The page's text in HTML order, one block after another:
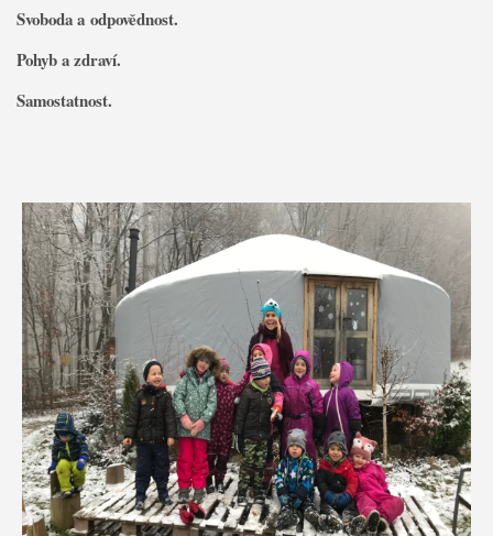
Svoboda a odpovědnost.
Pohyb a zdraví.
Samostatnost.